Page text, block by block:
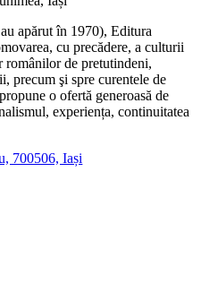
apărut în 1970), Editura
cu precădere, a culturii
românilor de pretutindeni,
precum şi spre curentele de
o ofertă generoasă de
experiența, continuitatea
700506, Iași